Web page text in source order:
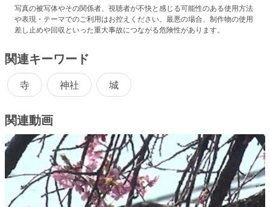
写真の被写体やその関係者、視聴者が不快と感じる可能性のある使用方法
や表現・テーマでのご利用はお控えください。最悪の場合、制作物の使用
差し止めや回収といった重大事故につながる危険性があります。
関連キーワード
寺 神社 城
関連動画